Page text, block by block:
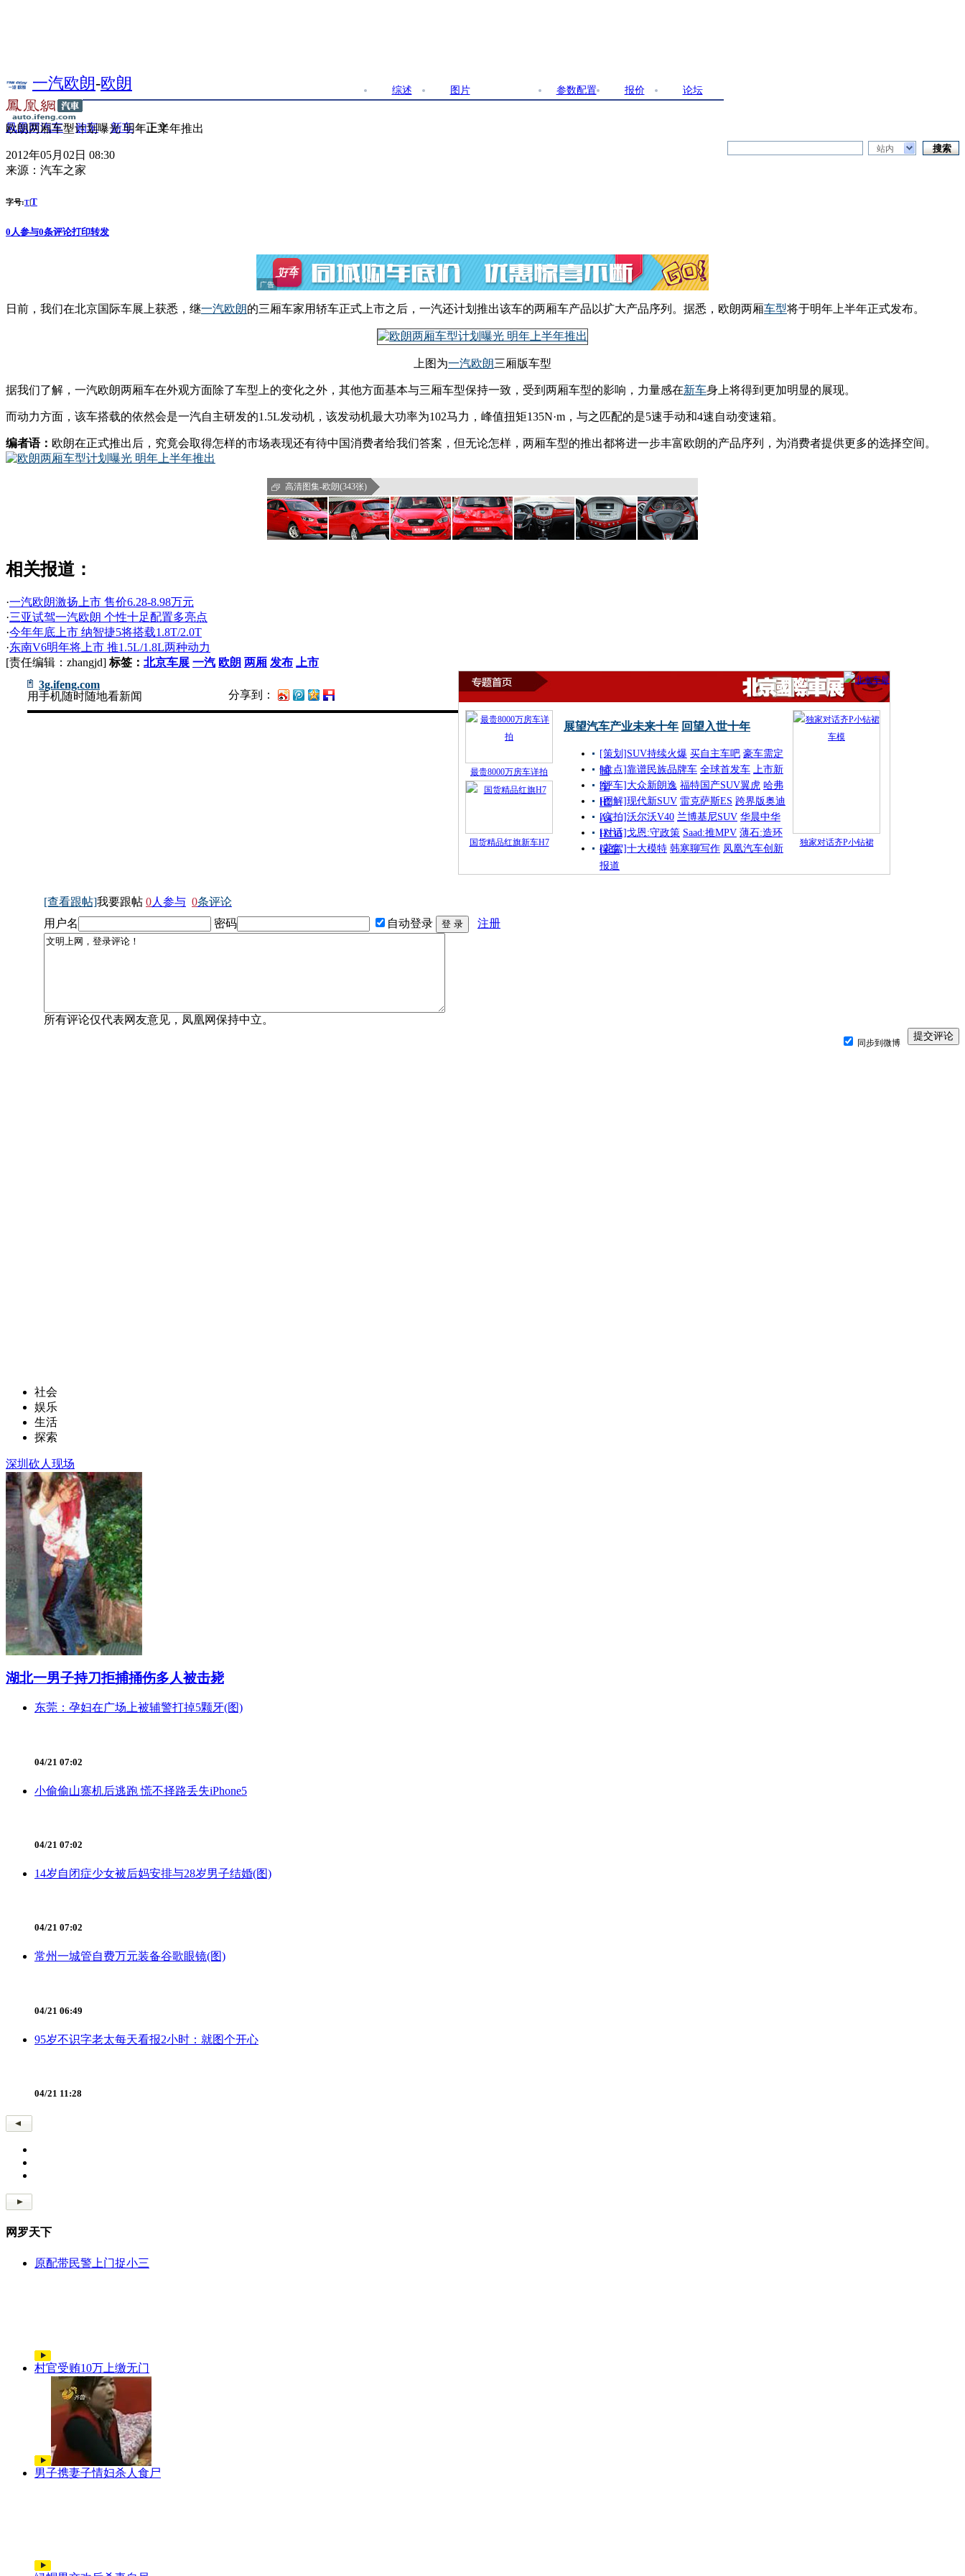
一汽欧朗-欧朗 综述 图片 参数配置 报价 论坛
凤凰网汽车>购车>新车> 正文
站内
欧朗两厢车型计划曝光 明年上半年推出
2012年05月02日 08:30
来源： 汽车之家
字号:T|T
0 人参与0条评论打印转发
日前，我们在北京国际车展上获悉，继一汽欧朗的三厢车家用轿车正式上市之后，一汽还计划推出该车的两厢车产品以扩大产品序列。据悉，欧朗两厢车型将于明年上半年正式发布。
上图为一汽欧朗三厢版车型
据我们了解，一汽欧朗两厢车在外观方面除了车型上的变化之外，其他方面基本与三厢车型保持一致，受到两厢车型的影响，力量感在新车身上将得到更加明显的展现。
而动力方面，该车搭载的依然会是一汽自主研发的1.5L发动机，该发动机最大功率为102马力，峰值扭矩135N·m，与之匹配的是5速手动和4速自动变速箱。
编者语： 欧朗在正式推出后，究竟会取得怎样的市场表现还有待中国消费者给我们答案，但无论怎样，两厢车型的推出都将进一步丰富欧朗的产品序列，为消费者提供更多的选择空间。
高清图集-欧朗(343张)
相关报道：
·一汽欧朗激扬上市 售价6.28-8.98万元
·三亚试驾一汽欧朗 个性十足配置多亮点
·今年年底上市 纳智捷5将搭载1.8T/2.0T
·东南V6明年将上市 推1.5L/1.8L两种动力
[责任编辑：zhangjd] 标签： 北京车展 一汽 欧朗 两厢 发布
上市
3g.ifeng.com
用手机随时随地看新闻
分享到：
最贵8000万房车详拍
国货精品红旗新车H7
展望汽车产业未来十年 回望入世十年
[策划]SUV持续火爆 买自主车吧 豪车需定
制
[盘点]靠谱民族品牌车 全球首发车
上市新
车
[评车]大众新朗逸 福特国产SUV翼虎 哈弗
H7
[图解]现代新SUV 雷克萨斯ES 跨界版奥迪
A4
[实拍]沃尔沃V40 兰博基尼SUV 华晨中华
H230
[对话]戈恩:守政策 Saad:推MPV 薄石:造环
保车
[花絮]十大模特 韩寒聊写作 凤凰汽车创新
报道
独家对话齐P小钻裙
[查看跟帖]我要跟帖 0人参与 0条评论
用户名
密码 自动登录 注册
所有评论仅代表网友意见，凤凰网保持中立。
同步到微博
社会
娱乐
生活
探索
深圳砍人现场
湖北一男子持刀拒捕捅伤多人被击毙
东莞：孕妇在广场上被辅警打掉5颗牙(图)
04/21 07:02
小偷偷山寨机后逃跑 慌不择路丢失iPhone5
04/21 07:02
14岁自闭症少女被后妈安排与28岁男子结婚(图)
04/21 07:02
常州一城管自费万元装备谷歌眼镜(图)
04/21 06:49
95岁不识字老太每天看报2小时：就图个开心
04/21 11:28
网罗天下
原配带民警上门捉小三
村官受贿10万上缴无门
男子携妻子情妇杀人食尸